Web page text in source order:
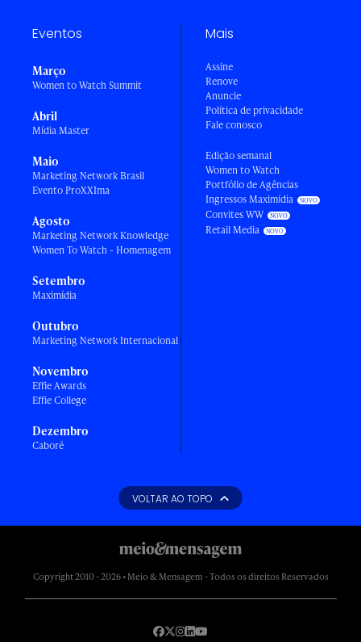
Eventos
Março
Women to Watch Summit
Abril
Mídia Master
Maio
Marketing Network Brasil
Evento ProXXIma
Agosto
Marketing Network Knowledge
Women To Watch - Homenagem
Setembro
Maximídia
Outubro
Marketing Network Internacional
Novembro
Effie Awards
Effie College
Dezembro
Caboré
Mais
Assine
Renove
Anuncie
Política de privacidade
Fale conosco
Edição semanal
Women to Watch
Portfólio de Agências
Ingressos Maximídia
Convites WW
Retail Media
VOLTAR AO TOPO
Copyright 2010 - 2026 • Meio & Mensagem - Todos os direitos Reservados